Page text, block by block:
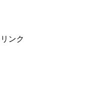
ンク